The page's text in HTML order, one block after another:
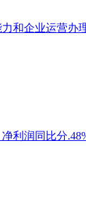
和企业运营办
利润同比分